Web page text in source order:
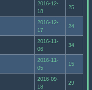
2016-12-
18
25
2016-12-
17
24
2016-11-
06
34
2016-11-
05
15
2016-09-
18
29